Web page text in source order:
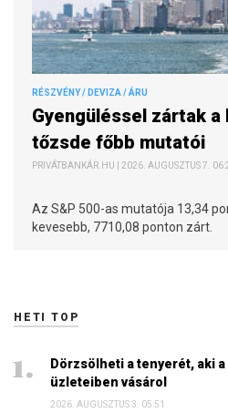
RÉSZVÉNY / DEVIZA / ÁRU
Gyengüléssel zártak a
tőzsde főbb mutatói
PRIVÁTBANKÁR.HU | 2026. AUGUSZTUS 7.
Az S&P 500-as mutatója 13,34
kevesebb, 7710,08 ponton zárt.
HETI TOP
Dörzsölheti a tenyerét, aki
üzleteiben vásárol
2026. AUGUSZTUS 3. 05:51